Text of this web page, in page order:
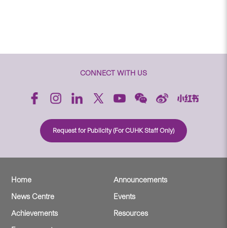
CONNECT WITH US
Request for Publicity (For CUHK Staff Only)
Home
Announcements
News Centre
Events
Achievements
Resources